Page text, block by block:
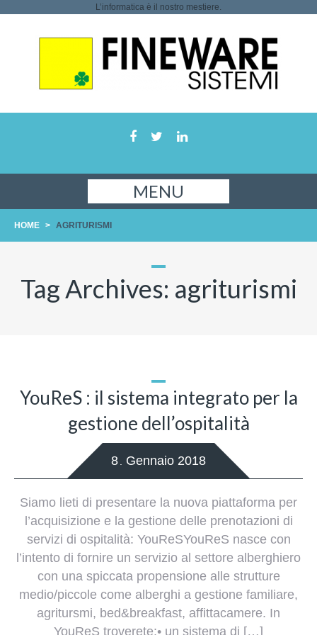
L’informatica è il nostro mestiere.
MENU
HOME > AGRITURISMI
Tag Archives: agriturismi
YouReS : il sistema integrato per la
gestione dell’ospitalità
8 Gennaio 2018
Siamo lieti di presentare la nuova piattaforma per
l’acquisizione e la gestione delle prenotazioni di
servizi di ospitalità: YouReSYouReS nasce con
l’intento di fornire un servizio al settore alberghiero
con una spiccata propensione alle strutture
medio/piccole come alberghi a gestione familiare,
agritursmi, bed&breakfast, affittacamere. In
YouReS troverete:• un sistema di […]